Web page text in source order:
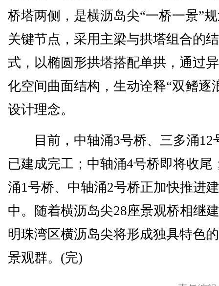
桥塔两侧，是横沥岛尖“一桥一景”
关键节点，采用主梁与拱塔组合的
式，以椭圆形拱塔搭配单拱，通过
化空间曲面结构，生动诠释“双鳍逐
设计理念。
目前，中轴涌3号桥、三多涌12
已建成完工；中轴涌4号桥即将收尾
涌1号桥、中轴涌2号桥正加快推进
中。随着横沥岛尖28座景观桥相继
明珠湾区横沥岛尖将形成独具特色
景观群。(完)